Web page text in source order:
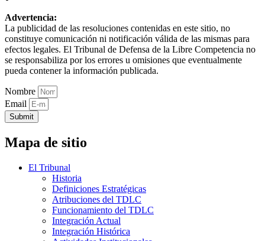
Advertencia:
La publicidad de las resoluciones contenidas en este sitio, no
constituye comunicación ni notificación válida de las mismas para
efectos legales. El Tribunal de Defensa de la Libre Competencia no
se responsabiliza por los errores u omisiones que eventualmente
pueda contener la información publicada.
Nombre
Email
Submit
Mapa de sitio
El Tribunal
Historia
Definiciones Estratégicas
Atribuciones del TDLC
Funcionamiento del TDLC
Integración Actual
Integración Histórica